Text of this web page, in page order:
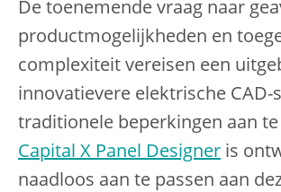
De toenemende vraag naar
productmogelijkheden en
complexiteit vereisen een
innovatievere elektrische
traditionele beperkingen aan
Capital X Panel Designer is
naadloos aan te passen aan